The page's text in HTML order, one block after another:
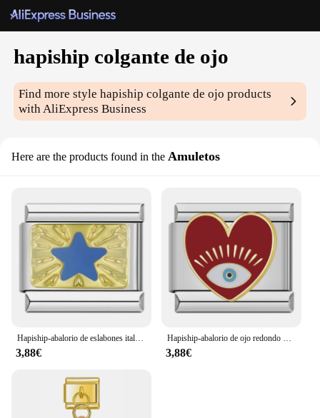
hapiship colgante de ojo
Find more stylehapiship colgante de ojo products
with AliExpress Business
Here are the products found in the Amuletos
Hapiship-abalorio de eslabones italianos para pulsera, joyería de acero inoxidable, DIY, DJ601, 2022, 2023
3,88€
Hapiship-abalorio de ojo redondo y corazón romántico para mujer, pulsera italiana de 9mm, a la moda, Popular, DJ1105-A de joyería, 2024
3,88€